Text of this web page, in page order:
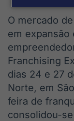
O mercado
em expansão
Franchising
dias 24 e 27
Norte, em
feira de
consolidou-